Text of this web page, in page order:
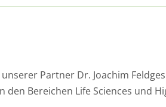
Partner Dr. Joachim
den Bereichen Life Sciences und